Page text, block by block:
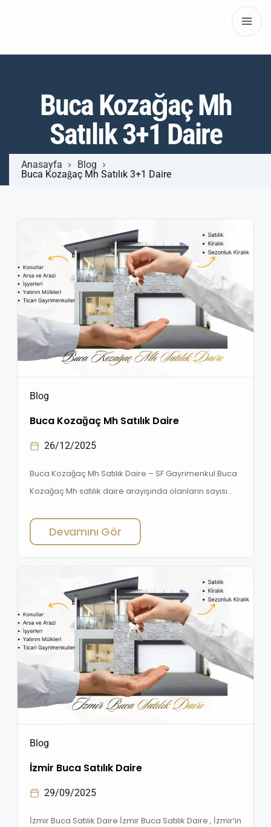
Buca Kozağaç Mh
Satılık 3+1 Daire
Anasayfa
Blog
Buca Kozağaç Mh Satılık 3+1 Daire
Blog
Buca Kozağaç Mh Satılık Daire
26/12/2025
Buca Kozağaç Mh Satılık Daire – SF Gayrimenkul Buca
Kozağaç Mh satılık daire arayışında olanların sayısı
ilçelerinden biri olan Buca’da, özellikle Kozağaç
Mahallesi; hem konumu hem de yaşam kalitesiyle
dikkat çekiyor. 2026 itibarıyla bölgede gayrimenkul
piyasasında gözle görülür bir hareketlilik yaşanıyor.
Peki Kozağaç’ı bu kadar özel yapan ne? […]
Devamını Gör
Blog
İzmir Buca Satılık Daire
29/09/2025
İzmir Buca Satılık Daire İzmir Buca Satılık Daire , İzmir’in